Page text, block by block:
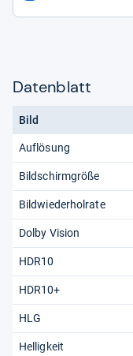
Datenblatt
Bild
Auflösung
Bildschirmgröße
Bildwiederholrate
Dolby Vision
HDR10
HDR10+
HLG
Helligkeit